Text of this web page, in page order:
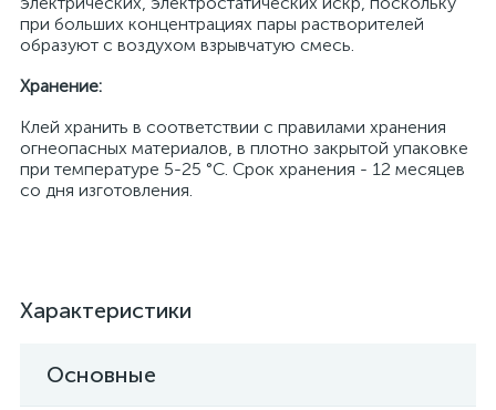
при больших концентрациях пары растворителей
образуют с воздухом взрывчатую смесь.
Хранение:
Клей хранить в соответствии с правилами хранения
огнеопасных материалов, в плотно закрытой упаковке
при температуре 5-25 °С. Срок хранения - 12 месяцев
со дня изготовления.
Характеристики
Основные